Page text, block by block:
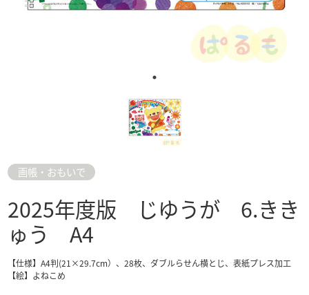
画帳・おもいで
2025年度版 じゆうが 6.きき
ゅう A4
【仕様】A4判(21×29.7cm）、28枚、ダブルらせん横とじ、表紙プレス加工
【絵】よねこめ